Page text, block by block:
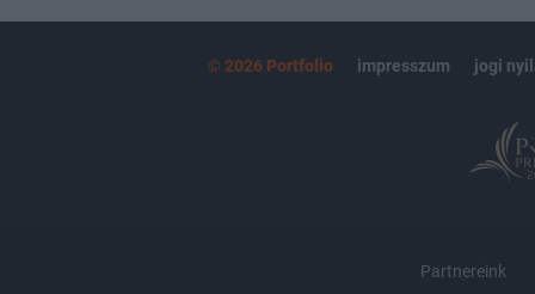
© 2026 Portfolio impresszum jogi
Partnereink